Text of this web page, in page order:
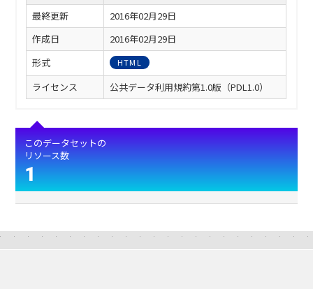
最終更新
2016年02月29日
作成日
2016年02月29日
形式
HTML
ライセンス 公共データ利用規約第1.0版（PDL1.0）
このデータセットの
リソース数
1